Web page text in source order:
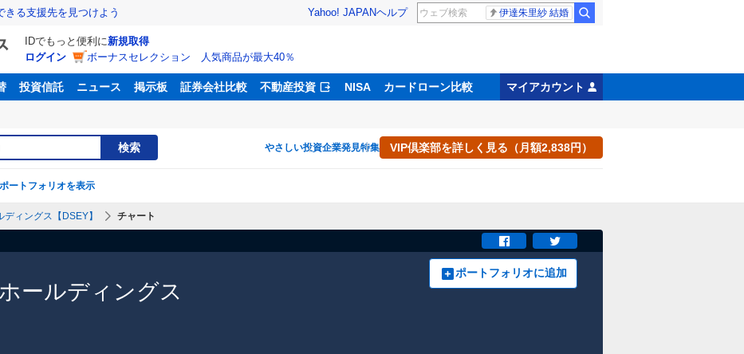
る支援先を見つけよう Yahoo! JAPANヘルプ 伊達朱里紗 結婚
IDでもっと便利に新規取得
ログイン
ボーナスセレクション 人気商品が最大40％
投資信託 ニュース 掲示板 証券会社比較 不動産投資 NISA カードローン比較 マイアカウント
検索 やさしい投資企業発見特集 VIP倶楽部を詳しく見る（月額2,838円）
ートフォリオを表示
ィングス【DSEY】 チャート
ールディングス
ポートフォリオに追加